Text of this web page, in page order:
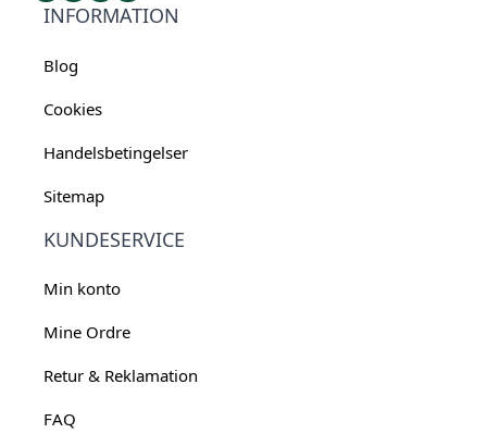
INFORMATION
Blog
Cookies
Handelsbetingelser
Sitemap
KUNDESERVICE
Min konto
Mine Ordre
Retur & Reklamation
FAQ